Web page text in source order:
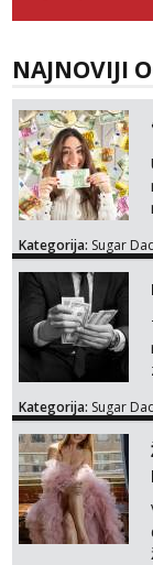
Tel:
Tel:
NAJNOVIJI
Kategorija: Sugar
Kategorija: Sugar